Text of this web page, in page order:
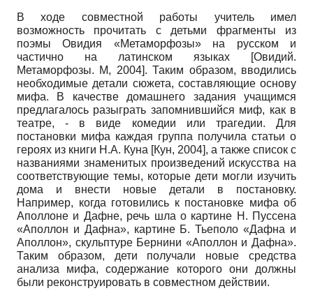
В ходе совместной работы учитель имел
возможность прочитать с детьми фрагменты из
поэмы Овидия «Метаморфозы» на русском и
частично на латинском языках
[Овидий.
Метаморфозы. М, 2004]. Таким образом, вводились
необходимые детали сюжета, составляющие основу
мифа. В качестве домашнего задания учащимся
предлагалось разыграть запомнившийся миф, как в
театре, - в виде комедии или трагедии. Для
постановки мифа каждая группа получила статьи о
героях из книги Н.А. Куна [Кун, 2004], а также список с
названиями знаменитых произведений искусства на
соответствующие темы, которые дети могли изучить
дома и внести новые детали в постановку.
Например, когда готовились к постановке мифа об
Аполлоне и Дафне, речь шла о картине Н. Пуссена
«Аполлон и Дафна», картине Б. Тьеполо «Дафна и
Аполлон», скульптуре Бернини «Аполлон и Дафна».
Таким образом, дети получали новые средства
анализа мифа, содержание которого они должны
были реконструировать в совместном действии.